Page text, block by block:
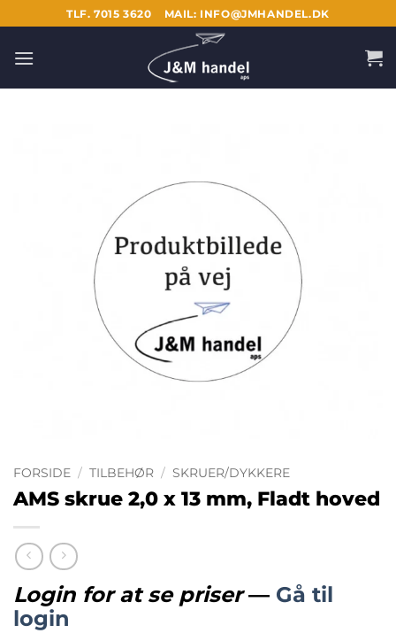
til
indhold
TLF. 7015 3620 MAIL: INFO@JMHANDEL.DK
FORSIDE / TILBEHØR / SKRUER/DYKKERE
AMS skrue 2,0 x 13 mm, Fladt hoved
Login for at se priser— Gå til
login